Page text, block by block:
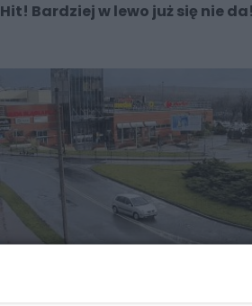
Hit! Bardziej w lewo już się nie da!